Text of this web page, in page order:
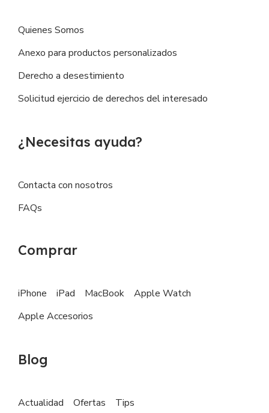
Quienes Somos
Anexo para productos personalizados
Derecho a desestimiento
Solicitud ejercicio de derechos del interesado
¿Necesitas ayuda?
Contacta con nosotros
FAQs
Comprar
iPhone iPad MacBook
Apple Watch
Apple Accesorios
Blog
Actualidad Ofertas Tips